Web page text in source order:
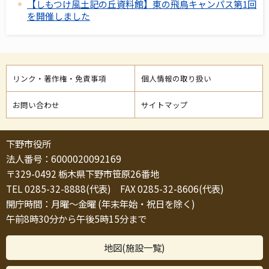
【しもつけ風土記の丘資料館】東の飛鳥キャンパス第1回
を開催しました
リンク・著作権・免責事項 個人情報の取り扱い
お問い合わせ サイトマップ
下野市役所
法人番号：6000020092169
〒329-0492 栃木県下野市笹原26番地
TEL 0285-32-8888(代表) FAX 0285-32-8606(代表)
開庁時間：月曜～金曜 (年末年始・祝日を除く)
午前8時30分から午後5時15分まで
地図(施設一覧)